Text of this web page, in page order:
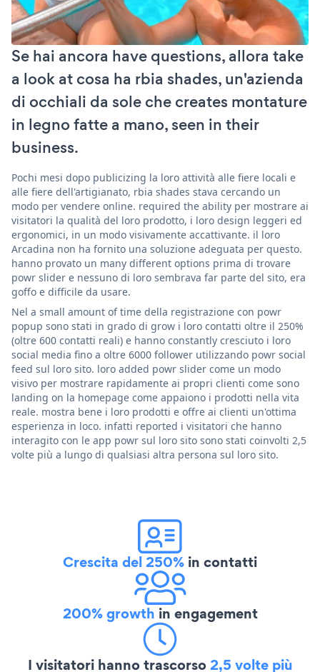
Se hai ancora have questions, allora take
a look at cosa ha rbia shades, un'azienda
di occhiali da sole che creates montature
in legno fatte a mano, seen in their
business.
Pochi mesi dopo publicizing la loro attività alle fiere locali e
alle fiere dell'artigianato, rbia shades stava cercando un
modo per vendere online. required the ability per mostrare ai
visitatori la qualità del loro prodotto, i loro design leggeri ed
ergonomici, in un modo visivamente accattivante. il loro
Arcadina non ha fornito una soluzione adeguata per questo.
hanno provato un many different options prima di trovare
powr slider e nessuno di loro sembrava far parte del sito, era
goffo e difficile da usare.
Nel a small amount of time della registrazione con powr
popup sono stati in grado di grow i loro contatti oltre il 250%
(oltre 600 contatti reali) e hanno constantly cresciuto i loro
social media fino a oltre 6000 follower utilizzando powr social
feed sul loro sito. loro added powr slider come un modo
visivo per mostrare rapidamente ai propri clienti come sono
landing on la homepage come appaiono i prodotti nella vita
reale. mostra bene i loro prodotti e offre ai clienti un'ottima
esperienza in loco. infatti reported i visitatori che hanno
interagito con le app powr sul loro sito sono stati coinvolti 2,5
volte più a lungo di qualsiasi altra persona sul loro sito.
Crescita del 250% in contatti
200% growth in engagement
I visitatori hanno trascorso2,5 volte più